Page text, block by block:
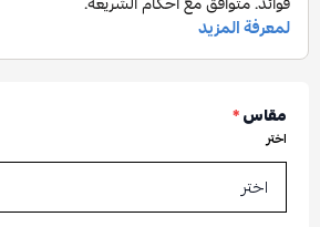
مقاس*
اختر